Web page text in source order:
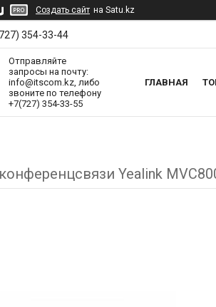
Создать сайт на Satu.kz
354-33-44
Отправляйте
запросы на почту:
info@itscom.kz, либо
звоните по телефону
+7(727) 354-33-55
ГЛАВНАЯ
Yealink